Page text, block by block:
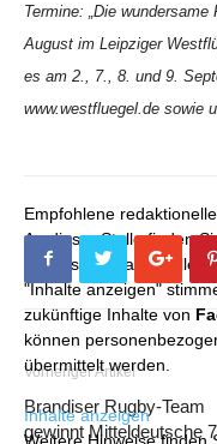
Termine: „Die
August im Leipziger
es am 2., 7., 8. und 9.
www.westfluegel.de sowie
Empfohlene
An dieser Stelle finden
die unser
"Inhalte anzeigen"
zukünftige Inhalte von
können
übermittelt werden.
Inhalte anzeigen
Weitere Hinweise finden
Vorheriger Artikel
Brandiser Rugby-Team
gewinnt Mitteldeutsche